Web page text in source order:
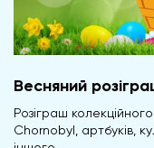
Весняний
Розіграш
Chornobyl, артбуків,